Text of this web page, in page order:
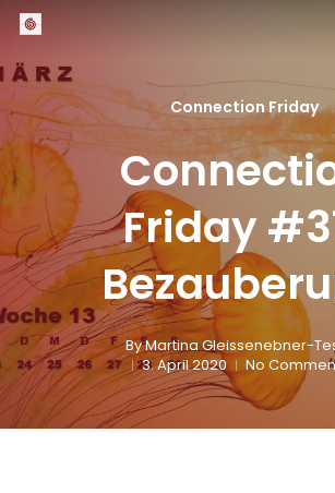
Skip
content
Connection Friday
Friday
ByMartina Gleissenebner-
3. April 2020
No